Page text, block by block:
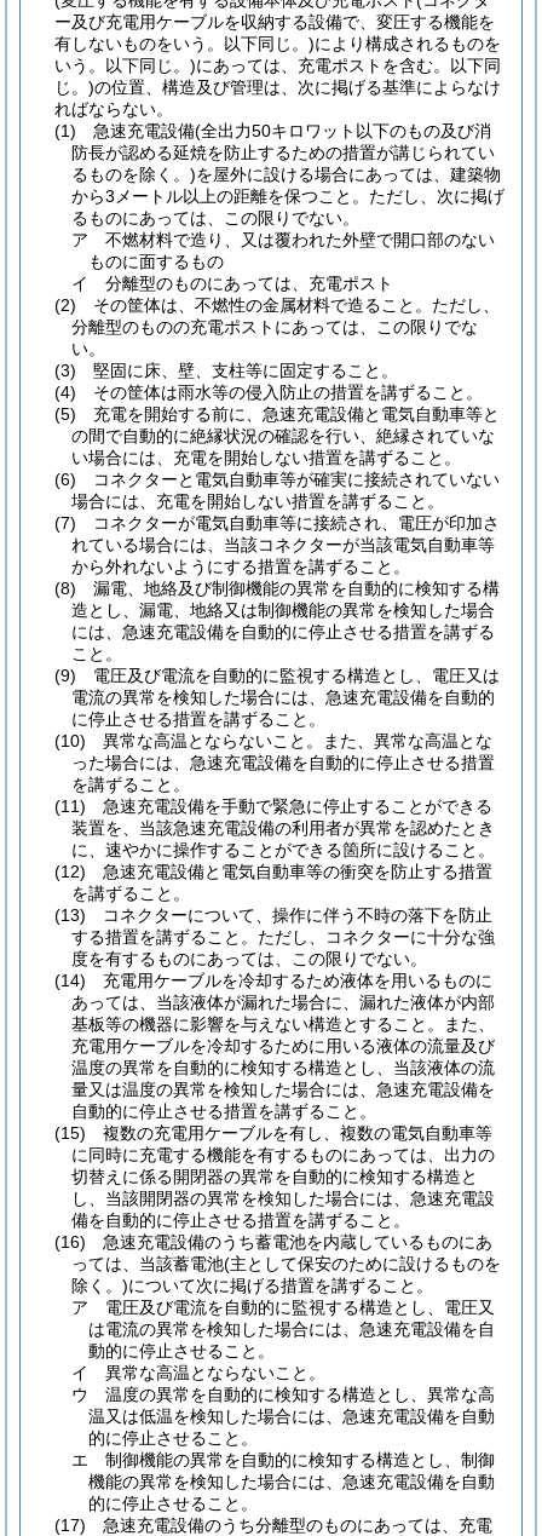
ー及び充電用ケーブルを収納する設備で、変圧する機能を
有しないものをいう。以下同じ。)により構成されるものを
いう。以下同じ。)にあっては、充電ポストを含む。以下同
じ。)の位置、構造及び管理は、次に掲げる基準によらなけ
ればならない。
(1)
急速充電設備(全出力50キロワット以下のもの及び消
防長が認める延焼を防止するための措置が講じられてい
るものを除く。)を屋外に設ける場合にあっては、建築物
から3メートル以上の距離を保つこと。 ただし、次に掲げ
るものにあっては、この限りでない。
ア
不燃材料で造り、又は覆われた外壁で開口部のない
ものに面するもの
イ
分離型のものにあっては、充電ポスト
(2)
その筐体は、不燃性の金属材料で造ること。 ただし、
分離型のものの充電ポストにあっては、この限りでな
い。
(3)
堅固に床、壁、支柱等に固定すること。
(4)
その筐体は雨水等の侵入防止の措置を講ずること。
(5)
充電を開始する前に、急速充電設備と電気自動車等と
の間で自動的に絶縁状況の確認を行い、絶縁されていな
い場合には、充電を開始しない措置を講ずること。
(6)
コネクターと電気自動車等が確実に接続されていない
場合には、充電を開始しない措置を講ずること。
(7)
コネクターが電気自動車等に接続され、電圧が印加さ
れている場合には、当該コネクターが当該電気自動車等
から外れないようにする措置を講ずること。
(8)
漏電、地絡及び制御機能の異常を自動的に検知する構
造とし、漏電、地絡又は制御機能の異常を検知した場合
には、急速充電設備を自動的に停止させる措置を講ずる
こと。
(9)
電圧及び電流を自動的に監視する構造とし、電圧又は
電流の異常を検知した場合には、急速充電設備を自動的
に停止させる措置を講ずること。
(10)
異常な高温とならないこと。
また、異常な高温とな
った場合には、急速充電設備を自動的に停止させる措置
を講ずること。
(11)
急速充電設備を手動で緊急に停止することができる
装置を、当該急速充電設備の利用者が異常を認めたとき
に、速やかに操作することができる箇所に設けること。
(12)
急速充電設備と電気自動車等の衝突を防止する措置
を講ずること。
(13)
コネクターについて、操作に伴う不時の落下を防止
する措置を講ずること。 ただし、コネクターに十分な強
度を有するものにあっては、この限りでない。
(14)
充電用ケーブルを冷却するため液体を用いるものに
あっては、当該液体が漏れた場合に、漏れた液体が内部
基板等の機器に影響を与えない構造とすること。
また、
充電用ケーブルを冷却するために用いる液体の流量及び
温度の異常を自動的に検知する構造とし、当該液体の流
量又は温度の異常を検知した場合には、急速充電設備を
自動的に停止させる措置を講ずること。
(15)
複数の充電用ケーブルを有し、複数の電気自動車等
に同時に充電する機能を有するものにあっては、出力の
切替えに係る開閉器の異常を自動的に検知する構造と
し、当該開閉器の異常を検知した場合には、急速充電設
備を自動的に停止させる措置を講ずること。
(16)
急速充電設備のうち蓄電池を内蔵しているものにあ
っては、当該蓄電池(主として保安のために設けるものを
除く。)について次に掲げる措置を講ずること。
ア
電圧及び電流を自動的に監視する構造とし、電圧又
は電流の異常を検知した場合には、急速充電設備を自
動的に停止させること。
イ
異常な高温とならないこと。
ウ
温度の異常を自動的に検知する構造とし、異常な高
温又は低温を検知した場合には、急速充電設備を自動
的に停止させること。
エ
制御機能の異常を自動的に検知する構造とし、制御
機能の異常を検知した場合には、急速充電設備を自動
的に停止させること。
(17)
急速充電設備のうち分離型のものにあっては、充電